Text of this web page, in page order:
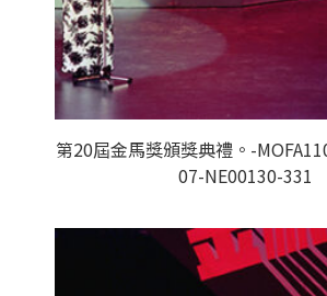
第20屆金馬獎頒獎典禮。-
07-NE00130-331